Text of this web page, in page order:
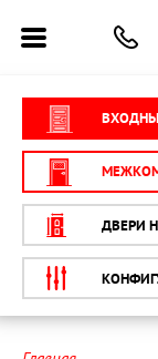
ДВЕРИ